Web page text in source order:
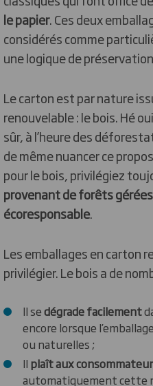
le papier. Ces deux
considérés comme
une logique de
Le carton est par nature
renouvelable : le bois. Hé
sûr, à l’heure des
de même nuancer ce
pour le bois, privilégiez
provenant de forêts
écoresponsable.
Les emballages en carton
privilégier. Le bois a de
Il sedégrade facilement
encore lorsque
ou naturelles ;
Il plaît aux
automatiquement cette